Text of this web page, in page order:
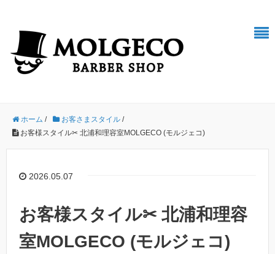
ホーム / お客さまスタイル /
お客様スタイル✂︎ 北浦和理容室MOLGECO (モルジェコ)
2026.05.07
お客様スタイル✂︎ 北浦和理容
室MOLGECO (モルジェコ)